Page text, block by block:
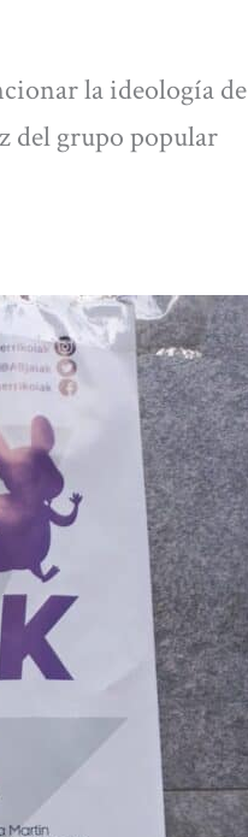
la ideología de
del grupo popular